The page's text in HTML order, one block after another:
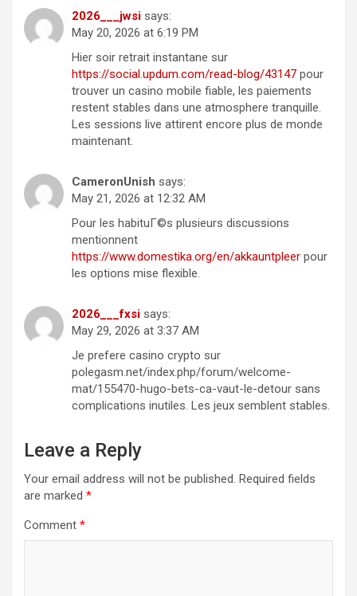
2026___jwsi says:
May 20, 2026 at 6:19 PM
Hier soir retrait instantane sur
https://social.updum.com/read-blog/43147 pour
trouver un casino mobile fiable, les paiements
restent stables dans une atmosphere tranquille.
Les sessions live attirent encore plus de monde
maintenant.
CameronUnish says:
May 21, 2026 at 12:32 AM
Pour les habituГ©s plusieurs discussions
mentionnent
https://www.domestika.org/en/akkauntpleer pour
les options mise flexible.
2026___fxsi says:
May 29, 2026 at 3:37 AM
Je prefere casino crypto sur
polegasm.net/index.php/forum/welcome-
mat/155470-hugo-bets-ca-vaut-le-detour sans
complications inutiles. Les jeux semblent stables.
Leave a Reply
Your email address will not be published. Required fields
are marked *
Comment *